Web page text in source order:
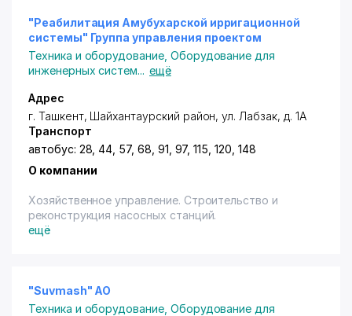
"Реабилитация Амубухарской ирригационной
системы" Группа управления проектом
Техника и оборудование, Оборудование для
инженерных систем... ещё
Адрес
г. Ташкент, Шайхантаурский район,ул. Лабзак, д. 1А
Транспорт
автобус: 28, 44, 57, 68, 91, 97, 115, 120, 148
О компании
Хозяйственное управление. Строительство и
реконструкция насосных станций.
ещё
"Suvmash" АО
Техника и оборудование, Оборудование для